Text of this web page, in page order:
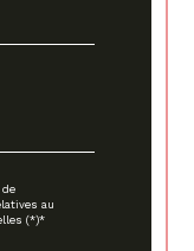
au
(*)*